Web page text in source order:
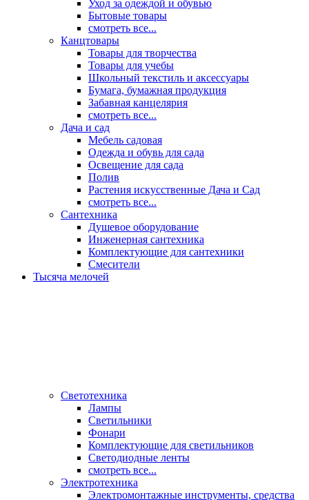
Уход за одеждой и обувью
Бытовые товары
смотреть все...
Канцтовары
Товары для творчества
Товары для учебы
Школьный текстиль и аксессуары
Бумага, бумажная продукция
Забавная канцелярия
смотреть все...
Дача и сад
Мебель садовая
Одежда и обувь для сада
Освещение для сада
Полив
Растения искусственные Дача и Сад
смотреть все...
Сантехника
Душевое оборудование
Инженерная сантехника
Комплектующие для сантехники
Смесители
Тысяча мелочей
Светотехника
Лампы
Светильники
Фонари
Комплектующие для светильников
Светодиодные ленты
смотреть все...
Электротехника
Электромонтажные инструменты, средства